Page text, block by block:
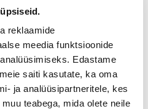
reklaamide
meedia funktsioonide
Edastame
saiti kasutate, ka oma
ja analüüsipartneritele, kes
teabega, mida olete neile
RASMIRAN
MYYTY MJS-